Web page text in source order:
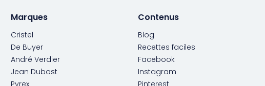
Marques
Cristel
De Buyer
André Verdier
Jean Dubost
Pyrex
Contenus
Blog
Recettes faciles
Facebook
Instagram
Pinterest